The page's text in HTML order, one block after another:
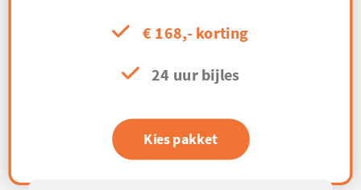
€ 168,- korting
24 uur bijles
Kies pakket